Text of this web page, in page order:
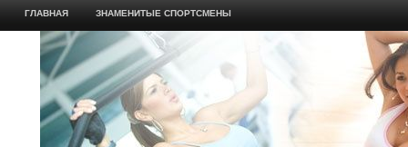
ГЛАВНАЯ ЗНАМЕНИТЫЕ СПОРТСМЕНЫ